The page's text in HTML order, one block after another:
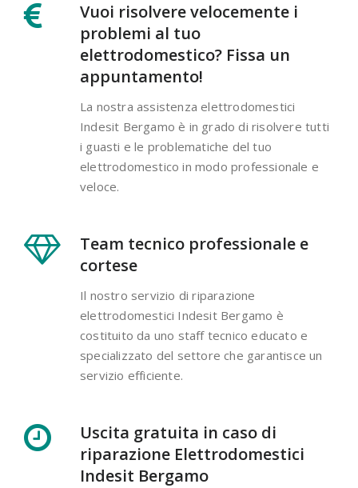
Vuoi risolvere velocemente i
problemi al tuo
elettrodomestico? Fissa un
appuntamento!
La nostra assistenza elettrodomestici
Indesit Bergamo è in grado di risolvere tutti
i guasti e le problematiche del tuo
elettrodomestico in modo professionale e
veloce.
Team tecnico professionale e
cortese
Il nostro servizio di riparazione
elettrodomestici Indesit Bergamo è
costituito da uno staff tecnico educato e
specializzato del settore che garantisce un
servizio efficiente.
Uscita gratuita in caso di
riparazione Elettrodomestici
Indesit Bergamo